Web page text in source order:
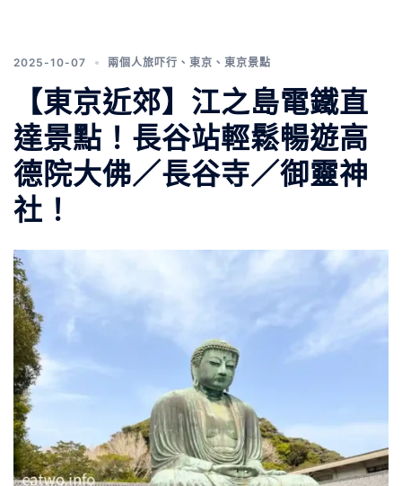
2025-10-07 兩個人旅吓行 、 東京 、 東京景點
【東京近郊】江之島電鐵直
達景點！長谷站輕鬆暢遊高
德院大佛／長谷寺／御靈神
社！